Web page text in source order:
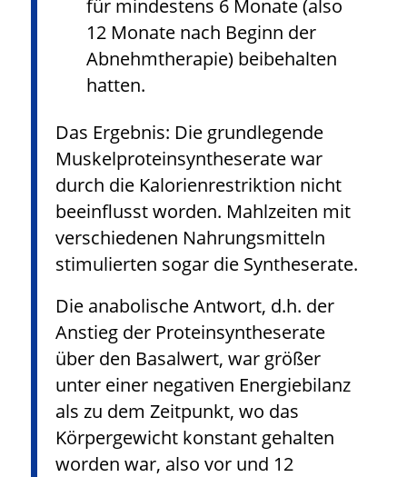
für mindestens 6 Monate (also
12 Monate nach Beginn der
Abnehmtherapie) beibehalten
hatten.
Das Ergebnis: Die grundlegende
Muskelproteinsyntheserate war
durch die Kalorienrestriktion nicht
beeinflusst worden. Mahlzeiten mit
verschiedenen Nahrungsmitteln
stimulierten sogar die Syntheserate.
Die anabolische Antwort, d.h. der
Anstieg der Proteinsyntheserate
über den Basalwert, war größer
unter einer negativen Energiebilanz
als zu dem Zeitpunkt, wo das
Körpergewicht konstant gehalten
worden war, also vor und 12